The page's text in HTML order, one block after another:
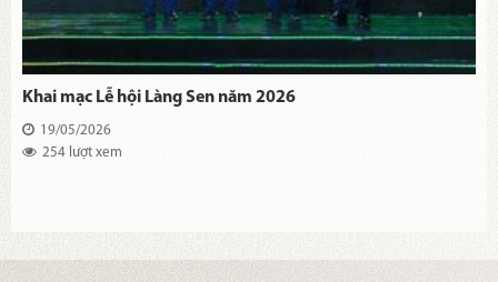
Khai mạc Lễ hội Làng Sen năm 2026
19/05/2026
254 lượt xem